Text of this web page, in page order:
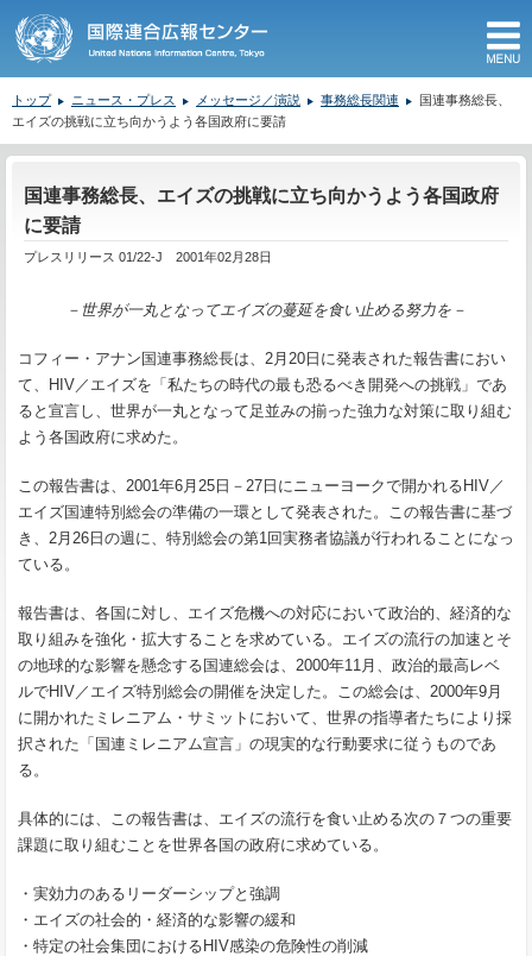
トップ ニュース・プレス メッセージ／演説 事務総長関連
国連事務総長、
エイズの挑戦に立ち向かうよう各国政府に要請
国連事務総長、エイズの挑戦に立ち向かうよう各国政府
に要請
プレスリリース 01/22-J 2001年02月28日
－世界が一丸となってエイズの蔓延を食い止める努力を－
コフィー・アナン国連事務総長は、 2月 20 日に発表された報告書におい
て、
HIV／エイズを「私たちの時代の最も恐るべき開発への挑戦」であ
ると宣言し、世界が一丸となって足並みの揃った強力な対策に取り組む
よう各国政府に求めた。
この報告書は、 2001年6月 25 日－ 27 日にニューヨークで開かれる HIV／
エイズ国連特別総会の準備の一環として発表された。この報告書に基づ
き、 2月 26 日の週に、特別総会の第1回実務者協議が行われることになっ
ている。
報告書は、各国に対し、エイズ危機への対応において政治的、経済的な
取り組みを強化・拡大することを求めている。エイズの流行の加速とそ
の地球的な影響を懸念する国連総会は、 2000年11月、政治的最高レベ
ルでHIV／エイズ特別総会の開催を決定した。この総会は、 2000年9月
に開かれたミレニアム・サミットにおいて、世界の指導者たちにより採
択された「国連ミレニアム宣言」の現実的な行動要求に従うものであ
る。
具体的には、この報告書は、エイズの流行を食い止める次の７つの重要
課題に取り組むことを世界各国の政府に求めている。
・実効力のあるリーダーシップと強調
・エイズの社会的・経済的な影響の緩和
・特定の社会集団における HIV感染の危険性の削減